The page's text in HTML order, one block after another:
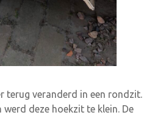
terug veranderd in een rondzit.
deze hoekzit te klein. De